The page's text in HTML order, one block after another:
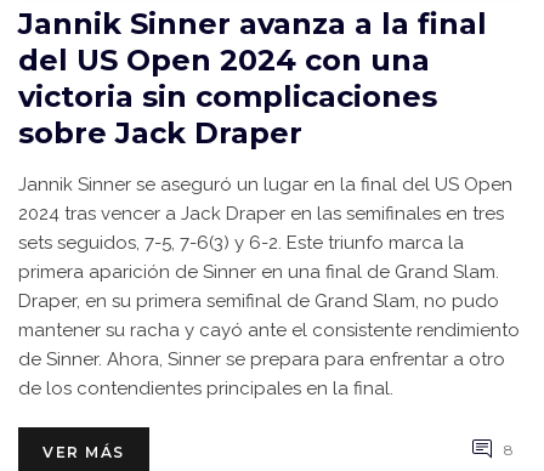
Jannik Sinner avanza a la final
del US Open 2024 con una
victoria sin complicaciones
sobre Jack Draper
Jannik Sinner se aseguró un lugar en la final del US Open
2024 tras vencer a Jack Draper en las semifinales en tres
sets seguidos, 7-5, 7-6(3) y 6-2. Este triunfo marca la
primera aparición de Sinner en una final de Grand Slam.
Draper, en su primera semifinal de Grand Slam, no pudo
mantener su racha y cayó ante el consistente rendimiento
de Sinner. Ahora, Sinner se prepara para enfrentar a otro
de los contendientes principales en la final.
VER MÁS 8